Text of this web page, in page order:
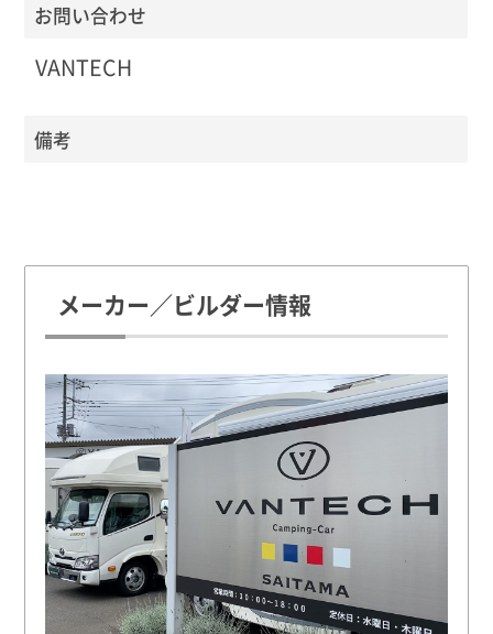
お問い合わせ
VANTECH
備考
メーカー／ビルダー情報